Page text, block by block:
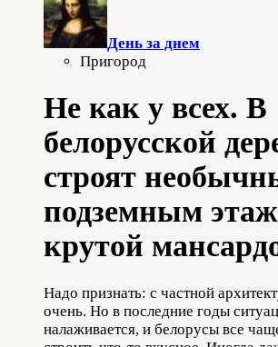
День за днем
Пригород
Не как у всех. В
белорусской
строят
подземным
крутой
Надо признать: с частной
очень. Но в последние годы
налаживается, и белорусы все